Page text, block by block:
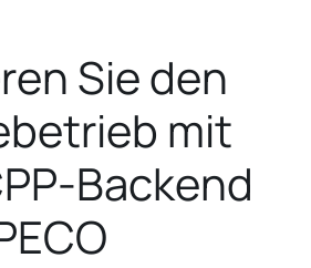
Sie den
mit
Backend